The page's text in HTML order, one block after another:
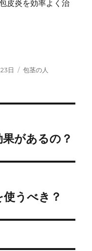
皮炎を効率よく治
日
カ
包茎の人
があるの？
うべき？